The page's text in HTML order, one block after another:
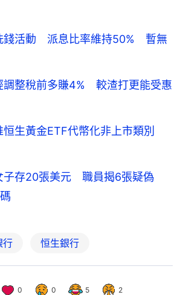
錢活動 派息比率維持50% 暫無
調整稅前多賺4% 較渣打更能受惠
恒生黃金ETF代幣化非上市類別
子存20張美元 職員揭6張疑偽
行 恒生銀行
0 0 5 2